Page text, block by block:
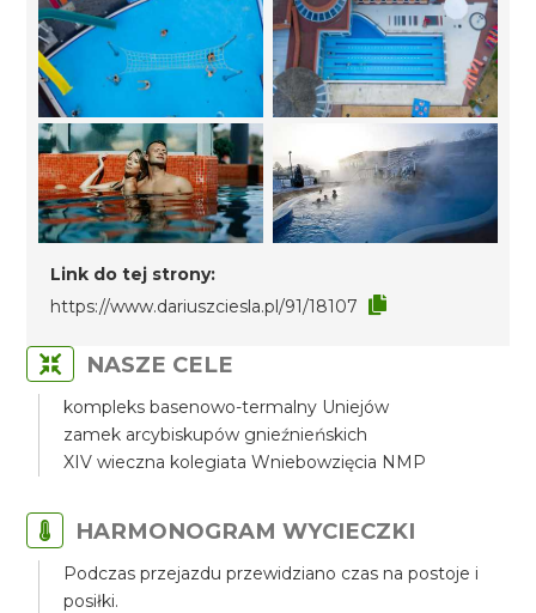
Link do tej strony:
https://www.dariuszciesla.pl/91/18107
NASZE CELE
kompleks basenowo-termalny Uniejów
zamek arcybiskupów gnieźnieńskich
XIV wieczna kolegiata Wniebowzięcia NMP
HARMONOGRAM WYCIECZKI
Podczas przejazdu przewidziano czas na postoje i
posiłki.